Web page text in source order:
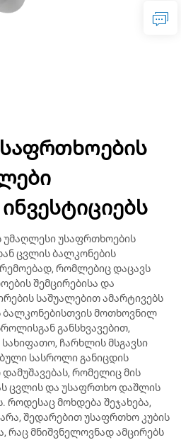
უსაფრთხოების
ცვლის ბალკონების
რომლებიც დაცავს
შემცირებისა და
საშუალებით ამარტივებს
მოთხოვნილ
განსხვავებით,
ჩარხლის მსგავსი
სასროლი განიცდის
რომელიც მის
ცვლის და უსაფრთხო დაშლის
როდესაც მოხდება შეჯახება,
შედარებით უსაფრთხო კუბის
რაც მნიშვნელოვნად ამცირებს